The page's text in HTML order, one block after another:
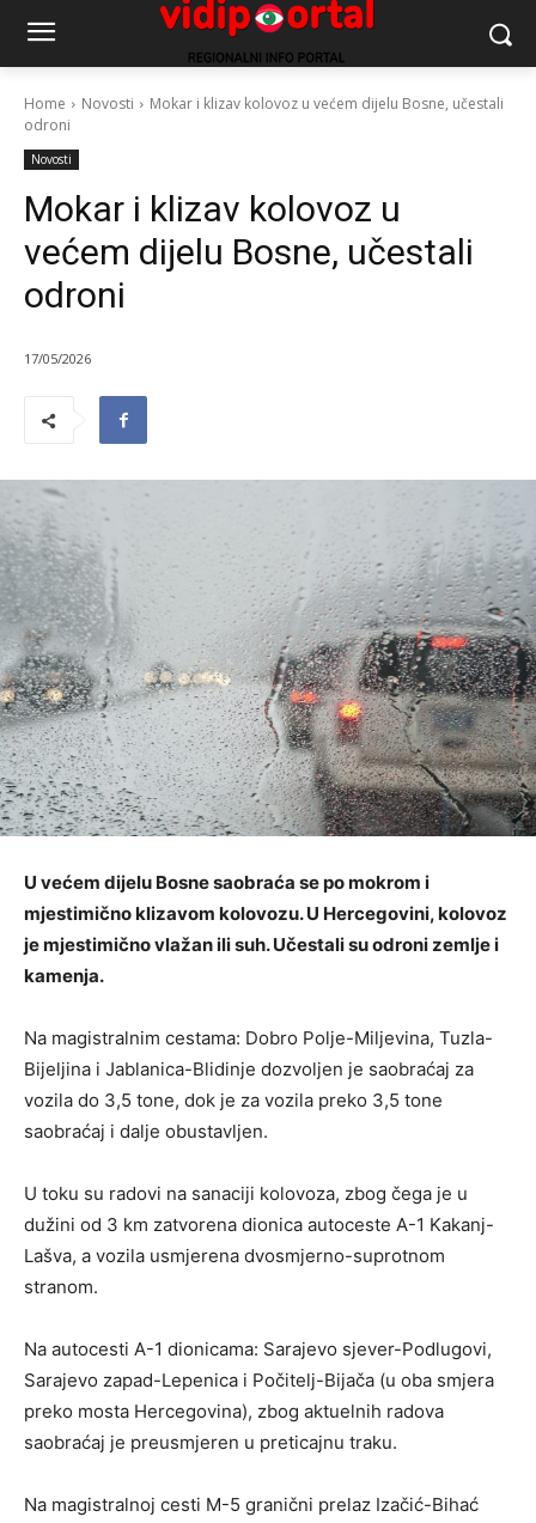
Home Novosti
Mokar i klizav kolovoz u većem dijelu Bosne, učestali
odroni
Novosti
Mokar i klizav kolovoz u
većem dijelu Bosne, učestali
odroni
17/05/2026
U većem dijelu Bosne saobraća se po mokrom i
mjestimično klizavom kolovozu. U Hercegovini, kolovoz
je mjestimično vlažan ili suh. Učestali su odroni zemlje i
kamenja.
Na magistralnim cestama: Dobro Polje-Miljevina, Tuzla-
Bijeljina i Jablanica-Blidinje dozvoljen je saobraćaj za
vozila do 3,5 tone, dok je za vozila preko 3,5 tone
saobraćaj i dalje obustavljen.
U toku su radovi na sanaciji kolovoza, zbog čega je u
dužini od 3 km zatvorena dionica autoceste A-1 Kakanj-
Lašva, a vozila usmjerena dvosmjerno-suprotnom
stranom.
Na autocesti A-1 dionicama: Sarajevo sjever-Podlugovi,
Sarajevo zapad-Lepenica i Počitelj-Bijača (u oba smjera
preko mosta Hercegovina), zbog aktuelnih radova
saobraćaj je preusmjeren u preticajnu traku.
Na magistralnoj cesti M-5 granični prelaz Izačić-Bihać